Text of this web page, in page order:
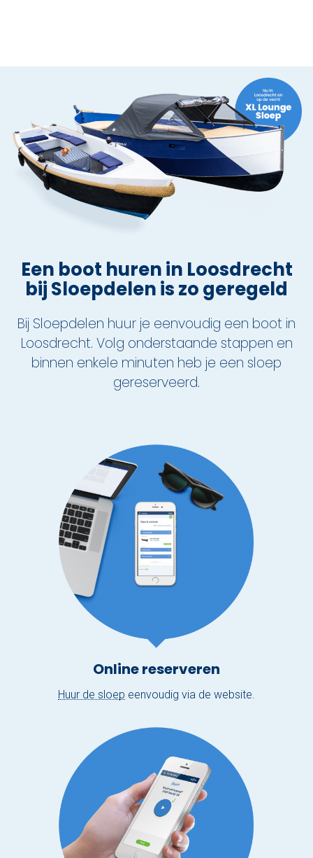
Cadeaubon
De sloep
Nu reserveren
Contact
Over Sloepdelen
Veel gestelde vragen
Werken bij Sloepdelen
Nu reserveren
Een boot huren in Loosdrecht
bij Sloepdelen is zo geregeld
Bij Sloepdelen huur je eenvoudig een boot in
Loosdrecht. Volg onderstaande stappen en
binnen enkele minuten heb je een sloep
gereserveerd.
Online reserveren
Huur de sloep eenvoudig via de website.